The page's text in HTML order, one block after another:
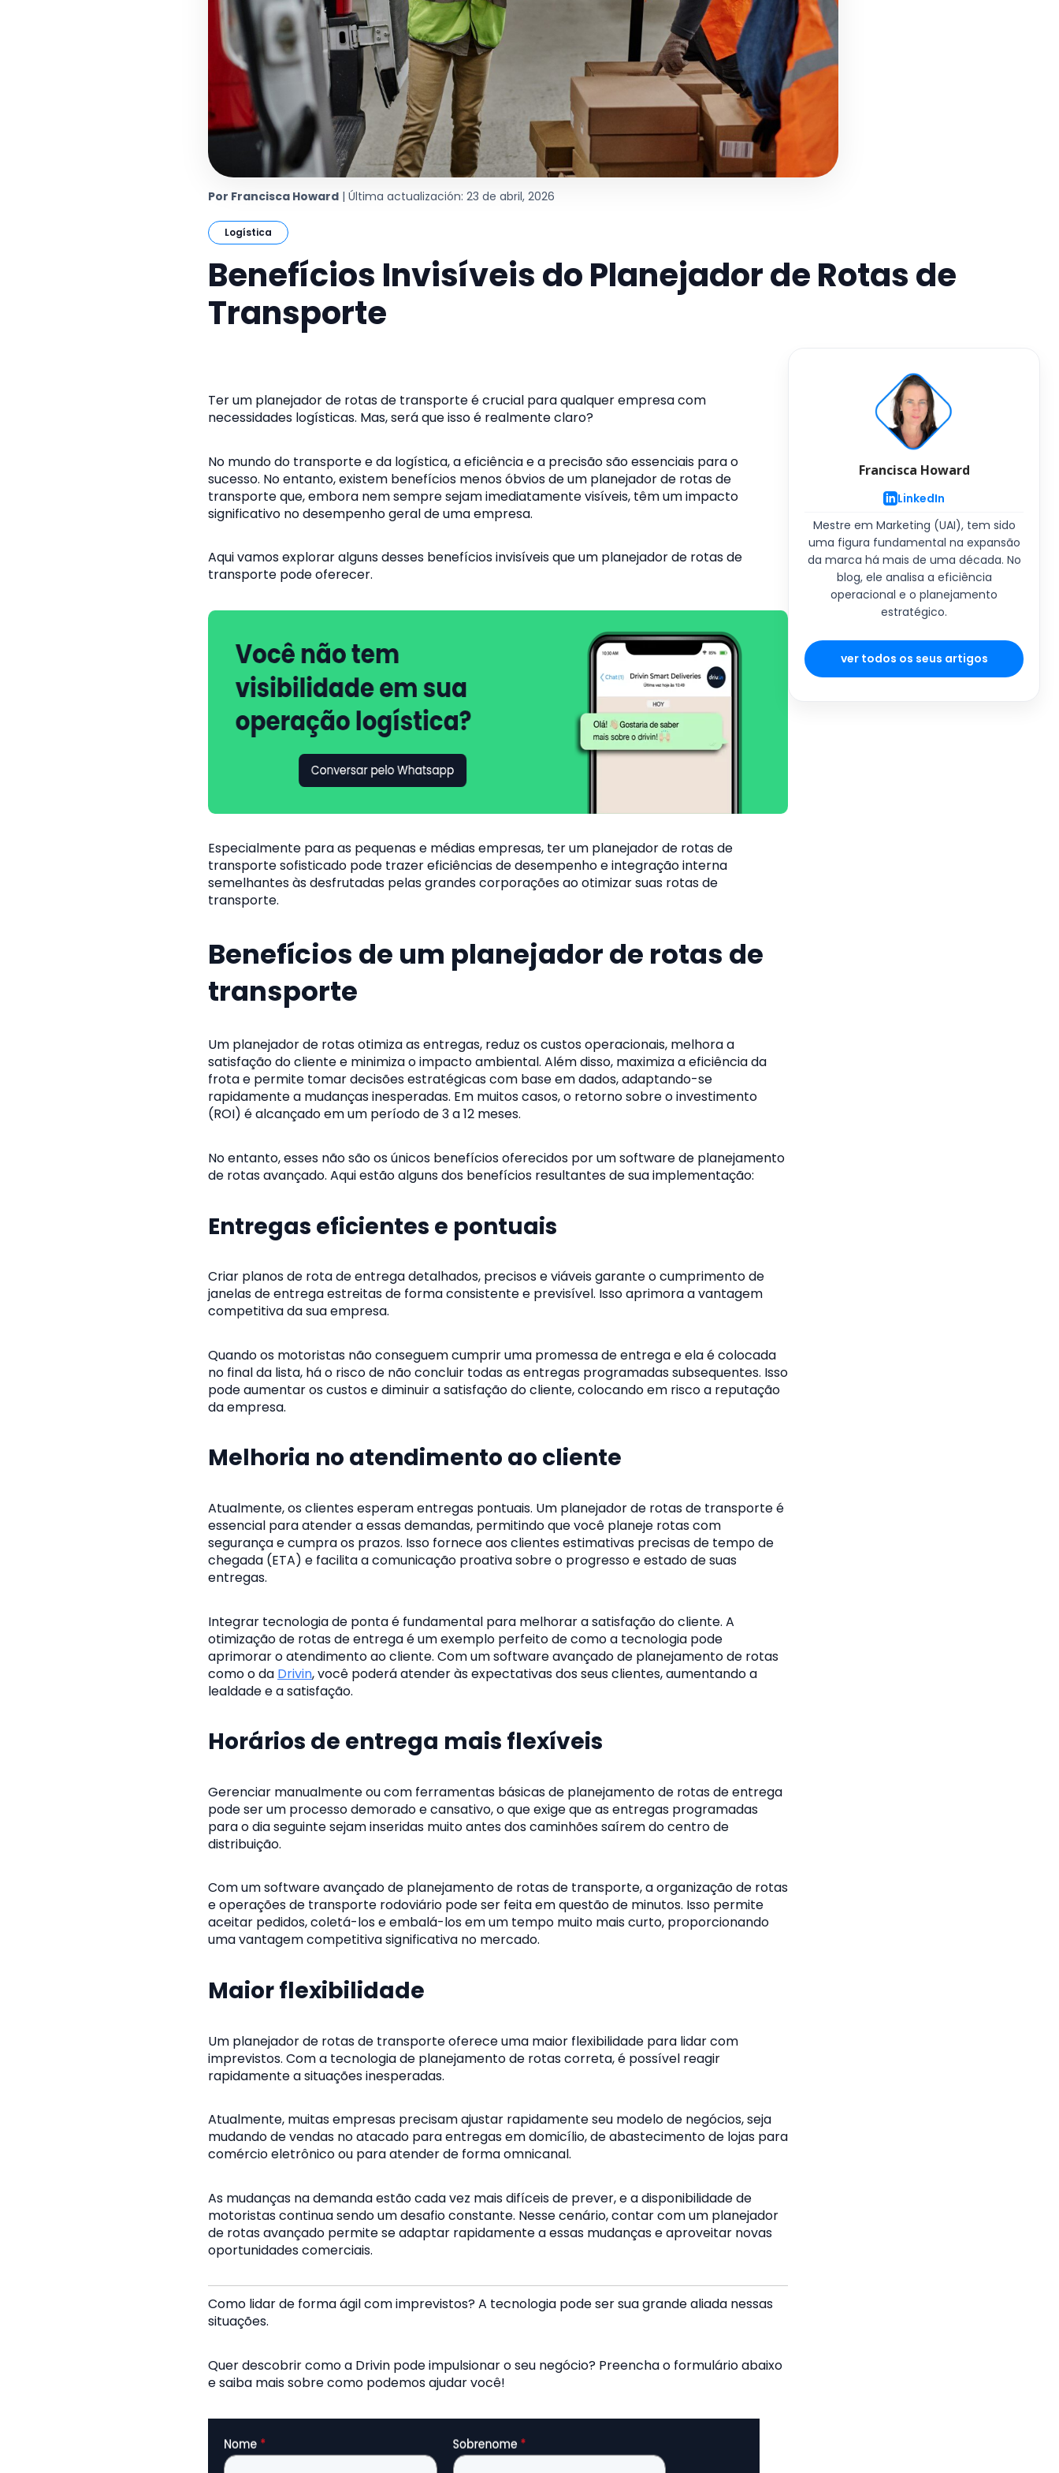
Por Francisca Howard | Última actualización: 23 de abril, 2026
Logística
Benefícios Invisíveis do Planejador de Rotas de
Transporte
Ter um planejador de rotas de transporte é crucial para qualquer empresa com
necessidades logísticas. Mas, será que isso é realmente claro?
No mundo do transporte e da logística, a eficiência e a precisão são essenciais para o
sucesso. No entanto, existem benefícios menos óbvios de um planejador de rotas de
transporte que, embora nem sempre sejam imediatamente visíveis, têm um impacto
significativo no desempenho geral de uma empresa.
Aqui vamos explorar alguns desses benefícios invisíveis que um planejador de rotas de
transporte pode oferecer.
Especialmente para as pequenas e médias empresas, ter um planejador de rotas de
transporte sofisticado pode trazer eficiências de desempenho e integração interna
semelhantes às desfrutadas pelas grandes corporações ao otimizar suas rotas de
transporte.
Benefícios de um planejador de rotas de
transporte
Um planejador de rotas otimiza as entregas, reduz os custos operacionais, melhora a
satisfação do cliente e minimiza o impacto ambiental. Além disso, maximiza a eficiência da
frota e permite tomar decisões estratégicas com base em dados, adaptando-se
rapidamente a mudanças inesperadas. Em muitos casos, o retorno sobre o investimento
(ROI) é alcançado em um período de 3 a 12 meses.
No entanto, esses não são os únicos benefícios oferecidos por um software de planejamento
de rotas avançado. Aqui estão alguns dos benefícios resultantes de sua implementação:
Entregas eficientes e pontuais
Criar planos de rota de entrega detalhados, precisos e viáveis garante o cumprimento de
janelas de entrega estreitas de forma consistente e previsível. Isso aprimora a vantagem
competitiva da sua empresa.
Quando os motoristas não conseguem cumprir uma promessa de entrega e ela é colocada
no final da lista, há o risco de não concluir todas as entregas programadas subsequentes. Isso
pode aumentar os custos e diminuir a satisfação do cliente, colocando em risco a reputação
da empresa.
Melhoria no atendimento ao cliente
Atualmente, os clientes esperam entregas pontuais. Um planejador de rotas de transporte é
essencial para atender a essas demandas, permitindo que você planeje rotas com
segurança e cumpra os prazos. Isso fornece aos clientes estimativas precisas de tempo de
chegada (ETA) e facilita a comunicação proativa sobre o progresso e estado de suas
entregas.
Integrar tecnologia de ponta é fundamental para melhorar a satisfação do cliente. A
otimização de rotas de entrega é um exemplo perfeito de como a tecnologia pode
aprimorar o atendimento ao cliente. Com um software avançado de planejamento de rotas
como o da Drivin, você poderá atender às expectativas dos seus clientes, aumentando a
lealdade e a satisfação.
Horários de entrega mais flexíveis
Gerenciar manualmente ou com ferramentas básicas de planejamento de rotas de entrega
pode ser um processo demorado e cansativo, o que exige que as entregas programadas
para o dia seguinte sejam inseridas muito antes dos caminhões saírem do centro de
distribuição.
Com um software avançado de planejamento de rotas de transporte, a organização de rotas
e operações de transporte rodoviário pode ser feita em questão de minutos. Isso permite
aceitar pedidos, coletá-los e embalá-los em um tempo muito mais curto, proporcionando
uma vantagem competitiva significativa no mercado.
Maior flexibilidade
Um planejador de rotas de transporte oferece uma maior flexibilidade para lidar com
imprevistos. Com a tecnologia de planejamento de rotas correta, é possível reagir
rapidamente a situações inesperadas.
Atualmente, muitas empresas precisam ajustar rapidamente seu modelo de negócios, seja
mudando de vendas no atacado para entregas em domicílio, de abastecimento de lojas para
comércio eletrônico ou para atender de forma omnicanal.
As mudanças na demanda estão cada vez mais difíceis de prever, e a disponibilidade de
motoristas continua sendo um desafio constante. Nesse cenário, contar com um planejador
de rotas avançado permite se adaptar rapidamente a essas mudanças e aproveitar novas
oportunidades comerciais.
Como lidar de forma ágil com imprevistos? A tecnologia pode ser sua grande aliada nessas
situações.
Quer descobrir como a Drivin pode impulsionar o seu negócio? Preencha o formulário abaixo
e saiba mais sobre como podemos ajudar você!
Francisca Howard
LinkedIn
Mestre em Marketing (UAI), tem sido
uma figura fundamental na expansão
da marca há mais de uma década. No
blog, ele analisa a eficiência
operacional e o planejamento
estratégico.
ver todos os seus artigos